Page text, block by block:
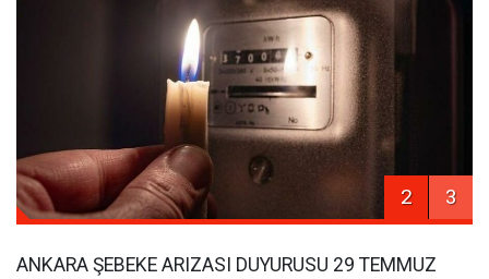
2 3
ANKARA ŞEBEKE ARIZASI DUYURUSU 29 TEMMUZ